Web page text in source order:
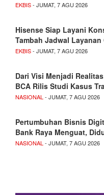
EKBIS- JUMAT, 7 AGU 2026
Hisense Siap Layani
Tambah Jadwal
EKBIS- JUMAT, 7 AGU 2026
Dari Visi Menjadi
BCA Rilis Studi Kasus
NASIONAL- JUMAT, 7 AGU 2026
Pertumbuhan Bisnis
Bank Raya Menguat,
NASIONAL- JUMAT, 7 AGU 2026